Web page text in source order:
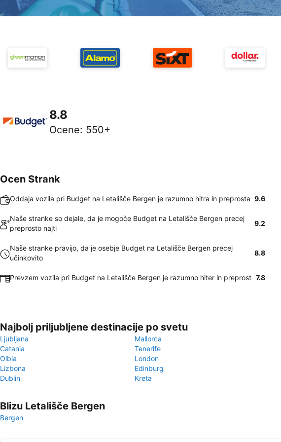
8.8
Ocene: 550+
Ocen Strank
Oddaja vozila pri Budget na Letališče Bergen je razumno hitra in preprosta 9.6
Naše stranke so dejale, da je mogoče Budget na Letališče Bergen precej
preprosto najti
9.2
Naše stranke pravijo, da je osebje Budget na Letališče Bergen precej
učinkovito
8.8
Prevzem vozila pri Budget na Letališče Bergen je razumno hiter in preprost 7.8
Najbolj priljubljene destinacije po svetu
Ljubljana
Mallorca
Catania
Tenerife
Olbia
London
Lizbona
Edinburg
Dublin
Kreta
Blizu Letališče Bergen
Bergen